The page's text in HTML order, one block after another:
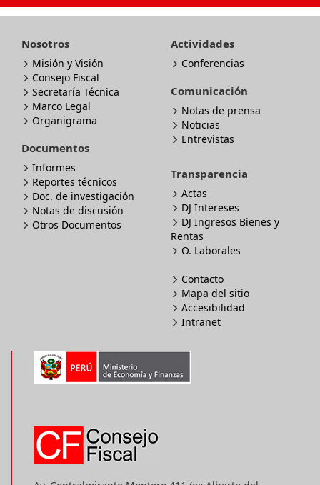
Nosotros
Misión y Visión
Consejo Fiscal
Secretaría Técnica
Marco Legal
Organigrama
Documentos
Informes
Reportes técnicos
Doc. de investigación
Notas de discusión
Otros Documentos
Actividades
Conferencias
Comunicación
Notas de prensa
Noticias
Entrevistas
Transparencia
Actas
DJ Intereses
DJ Ingresos Bienes y
Rentas
O. Laborales
Contacto
Mapa del sitio
Accesibilidad
Intranet